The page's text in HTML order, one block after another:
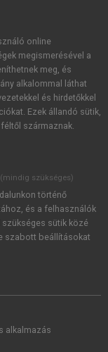
tudomásul
a szotar.netés a
online
megismerésével a
meg, és
alkalommal láthat
és hirdetőkkel
Ezek állandó sütik,
származnak.
(mindig szükséges)
történő
és a felhasználók
sütik közé
szabott beállításokat
alkalmazás